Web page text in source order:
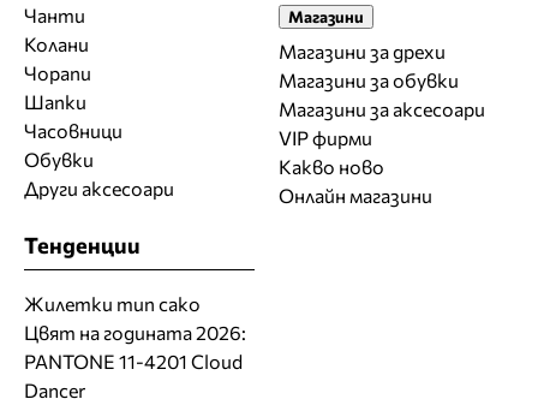
Чанти
Колани
Чорапи
Шапки
Часовници
Обувки
Други аксесоари
Магазини
Магазини за дрехи
Магазини за обувки
Магазини за aксесоари
VIP фирми
Какво ново
Онлайн магазини
Тенденции
Жилетки тип сако
Цвят на годината 2026:
PANTONE 11-4201 Cloud
Dancer